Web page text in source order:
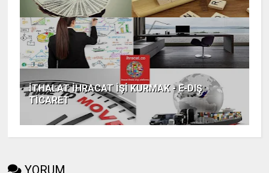
İTHALAT İHRACAT İŞİ KURMAK - E-DIŞ
TİCARET
YORUM